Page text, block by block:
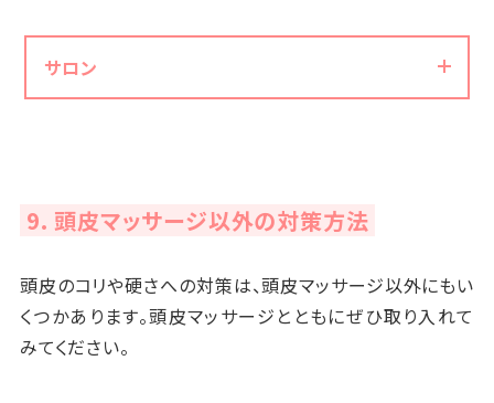
向に動かしながら頭皮マッサージをしましょう。
切れ毛になる可能性がある
特に髪が長い場合やダメージ毛の場合、ブラシに髪が絡
みやすい傾向があります。そのまま強く引っ張ることで切
ムです。主にシリコン製のものが知られています。
【メリット】
シを使えば簡単に洗浄・マッサージできます。
効率良くマッサージできる
手で行う頭皮マッサージと比較すると、シャンプーブラシ
を使う場合はそれほど力を必要とせずに効率良くマッサ
電動ヘッドマッサージャーは、細かい動きで適度な刺激
を頭皮に与えることができる機器です。
かっさとは、皮膚の上を滑らせることにより体内の血行を
ていますが、中国では古来から牛の角や天然石などが使
われてきました。
美顔ローラーは、ローラーが転がる作用によって皮膚や
筋肉に刺激を与え、肌のキメやハリを整えるアイテムで
サロン
9. 頭皮マッサージ以外の対策方法
頭皮のコリや硬さへの対策は、頭皮マッサージ以外にもい
くつかあります。頭皮マッサージとともにぜひ取り入れて
みてください。